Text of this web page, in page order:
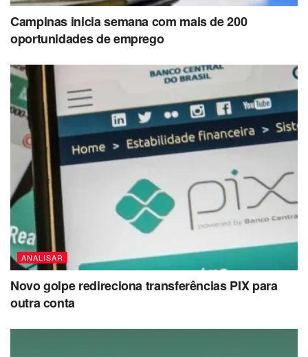
Campinas inicia semana com mais de 200
oportunidades de emprego
ANALISAR
Novo golpe redireciona transferências PIX para
outra conta